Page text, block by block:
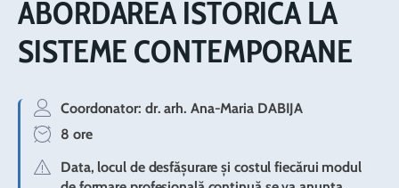
ABORDAREA ISTORICĂ LA
SISTEME CONTEMPORANE
Coordonator: dr. arh. Ana-Maria DABIJA
8 ore
Data, locul de desfășurare și costul fiecărui modul